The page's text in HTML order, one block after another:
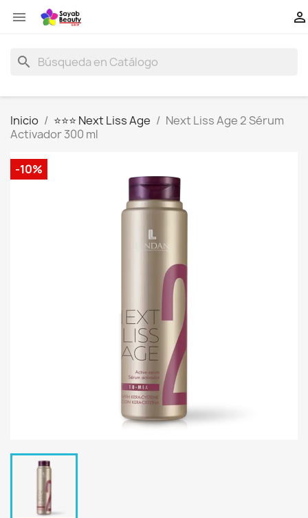
 
search
Inicio ⭐⭐⭐ Next Liss Age
Next Liss Age 2 Sérum
Activador 300 ml
-10%